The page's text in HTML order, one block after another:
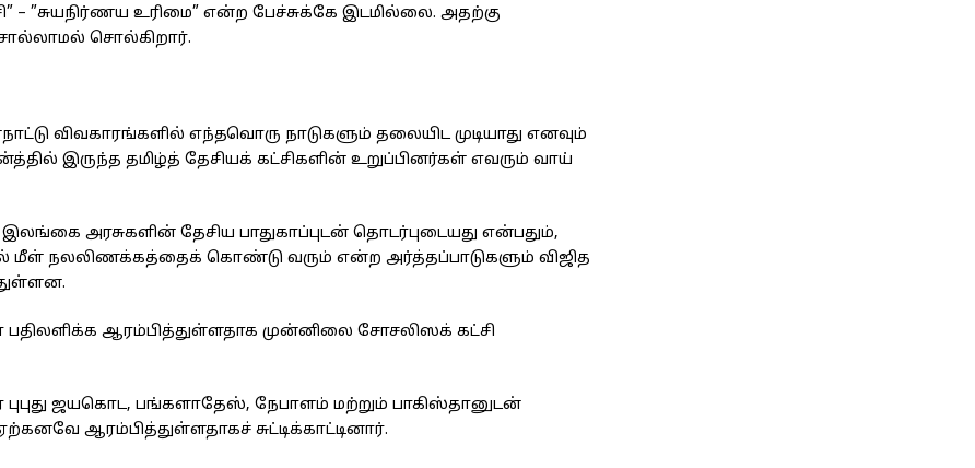
– ”சுயநிர்ணய உரிமை” என்ற பேச்சுக்கே இடமில்லை. அதற்கு
சொல்கிறார்.
விவகாரங்களில் எந்தவொரு நாடுகளும் தலையிட முடியாது எனவும்
இருந்த தமிழ்த் தேசியக் கட்சிகளின் உறுப்பினர்கள் எவரும் வாய்
அரசுகளின் தேசிய பாதுகாப்புடன் தொடர்புடையது என்பதும்,
மீள் நலலிணக்கத்தைக் கொண்டு வரும் என்ற அர்த்தப்பாடுகளும் விஜித
ஆரம்பித்துள்ளதாக முன்னிலை சோசலிஸக் கட்சி
ஜயகொட, பங்களாதேஸ், நேபாளம் மற்றும் பாகிஸ்தானுடன்
ஆரம்பித்துள்ளதாகச் சுட்டிக்காட்டினார்.